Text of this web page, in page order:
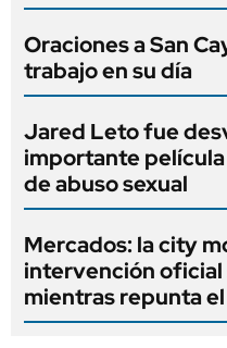
Oraciones a San
trabajo en su día
Jared Leto fue
importante
de abuso sexual
Mercados: la city
intervención oficial
mientras repunta